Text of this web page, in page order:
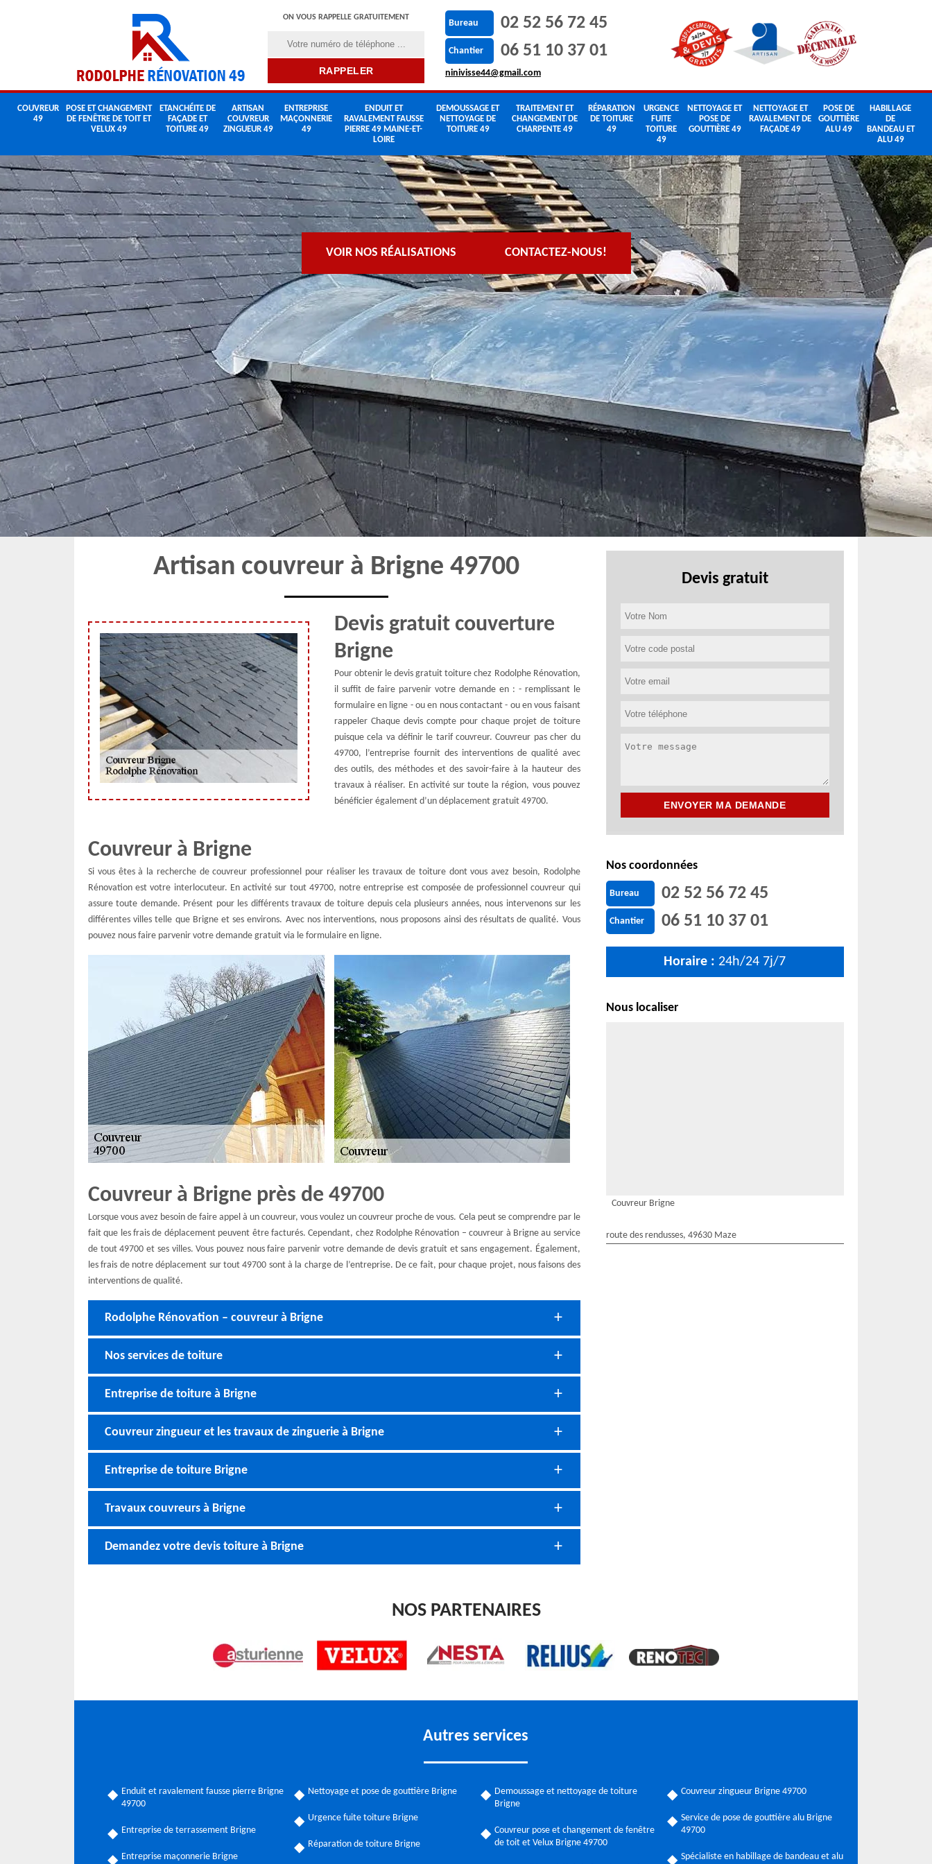
ON VOUS RAPPELLE GRATUITEMENT
Bureau 02 52 56 72 45
Chantier 06 51 10 37 01
ninivisse44@gmail.com
COUVREUR
49
POSE ET CHANGEMENT
DE FENÊTRE DE TOIT ET
VELUX 49
ETANCHÉITE DE
FAÇADE ET
TOITURE 49
ARTISAN
COUVREUR
ZINGUEUR 49
ENTREPRISE
MAÇONNERIE
49
ENDUIT ET
RAVALEMENT FAUSSE
PIERRE 49 MAINE-ET-
LOIRE
DEMOUSSAGE ET
NETTOYAGE DE
TOITURE 49
TRAITEMENT ET
CHANGEMENT DE
CHARPENTE 49
RÉPARATION
DE TOITURE
49
URGENCE
FUITE
TOITURE
49
NETTOYAGE ET
POSE DE
GOUTTIÈRE 49
NETTOYAGE ET
RAVALEMENT DE
FAÇADE 49
POSE DE
GOUTTIÈRE
ALU 49
HABILLAGE
DE
BANDEAU ET
ALU 49
VOIR NOS RÉALISATIONS CONTACTEZ-NOUS!
Artisan couvreur à Brigne 49700
Devis gratuit couverture
Brigne
Pour obtenir le devis gratuit toiture chez Rodolphe Rénovation,
il suffit de faire parvenir votre demande en : - remplissant le
formulaire en ligne - ou en nous contactant - ou en vous faisant
rappeler Chaque devis compte pour chaque projet de toiture
puisque cela va définir le tarif couvreur. Couvreur pas cher du
49700, l’entreprise fournit des interventions de qualité avec
des outils, des méthodes et des savoir-faire à la hauteur des
travaux à réaliser. En activité sur toute la région, vous pouvez
bénéficier également d’un déplacement gratuit 49700.
Couvreur à Brigne
Si vous êtes à la recherche de couvreur professionnel pour réaliser les travaux de toiture dont vous avez besoin, Rodolphe
Rénovation est votre interlocuteur. En activité sur tout 49700, notre entreprise est composée de professionnel couvreur qui
assure toute demande. Présent pour les différents travaux de toiture depuis cela plusieurs années, nous intervenons sur les
différentes villes telle que Brigne et ses environs. Avec nos interventions, nous proposons ainsi des résultats de qualité. Vous
pouvez nous faire parvenir votre demande gratuit via le formulaire en ligne.
Couvreur à Brigne près de 49700
Lorsque vous avez besoin de faire appel à un couvreur, vous voulez un couvreur proche de vous. Cela peut se comprendre par le
fait que les frais de déplacement peuvent être facturés. Cependant, chez Rodolphe Rénovation – couvreur à Brigne au service
de tout 49700 et ses villes. Vous pouvez nous faire parvenir votre demande de devis gratuit et sans engagement. Également,
les frais de notre déplacement sur tout 49700 sont à la charge de l’entreprise. De ce fait, pour chaque projet, nous faisons des
interventions de qualité.
Rodolphe Rénovation – couvreur à Brigne
Nos services de toiture
Entreprise de toiture à Brigne
Couvreur zingueur et les travaux de zinguerie à Brigne
Entreprise de toiture Brigne
Travaux couvreurs à Brigne
Demandez votre devis toiture à Brigne
Devis gratuit
Nos coordonnées
Bureau 02 52 56 72 45
Chantier 06 51 10 37 01
Horaire : 24h/24 7j/7
Nous localiser
Couvreur Brigne
route des rendusses, 49630 Maze
NOS PARTENAIRES
Autres services
Enduit et ravalement fausse pierre Brigne
49700
Entreprise de terrassement Brigne
Entreprise maçonnerie Brigne
Nettoyage et pose de gouttière Brigne
Urgence fuite toiture Brigne
Réparation de toiture Brigne
Demoussage et nettoyage de toiture
Brigne
Couvreur pose et changement de fenêtre
de toit et Velux Brigne 49700
Couvreur zingueur Brigne 49700
Service de pose de gouttière alu Brigne
49700
Spécialiste en habillage de bandeau et alu